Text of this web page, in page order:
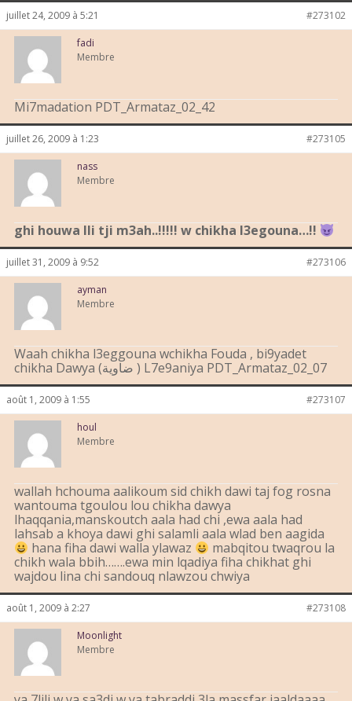
juillet 24, 2009 à 5:21 #273102
fadi
Membre
Mi7madation PDT_Armataz_02_42
juillet 26, 2009 à 1:23 #273105
nass
Membre
ghi houwa lli tji m3ah..!!!!! w chikha l3egouna…!!
juillet 31, 2009 à 9:52 #273106
ayman
Membre
Waah chikha l3eggouna wchikha Fouda , bi9yadet
chikha Dawya (ضاوية ) L7e9aniya PDT_Armataz_02_07
août 1, 2009 à 1:55 #273107
houl
Membre
wallah hchouma aalikoum sid chikh dawi taj fog rosna
wantouma tgoulou lou chikha dawya
lhaqqania,manskoutch aala had chi ,ewa aala had
lahsab a khoya dawi ghi salamli aala wlad ben aagida
hana fiha dawi walla ylawaz
mabqitou twaqrou la
chikh wala bbih…….ewa min lqadiya fiha chikhat ghi
wajdou lina chi sandouq nlawzou chwiya
août 1, 2009 à 2:27 #273108
Moonlight
Membre